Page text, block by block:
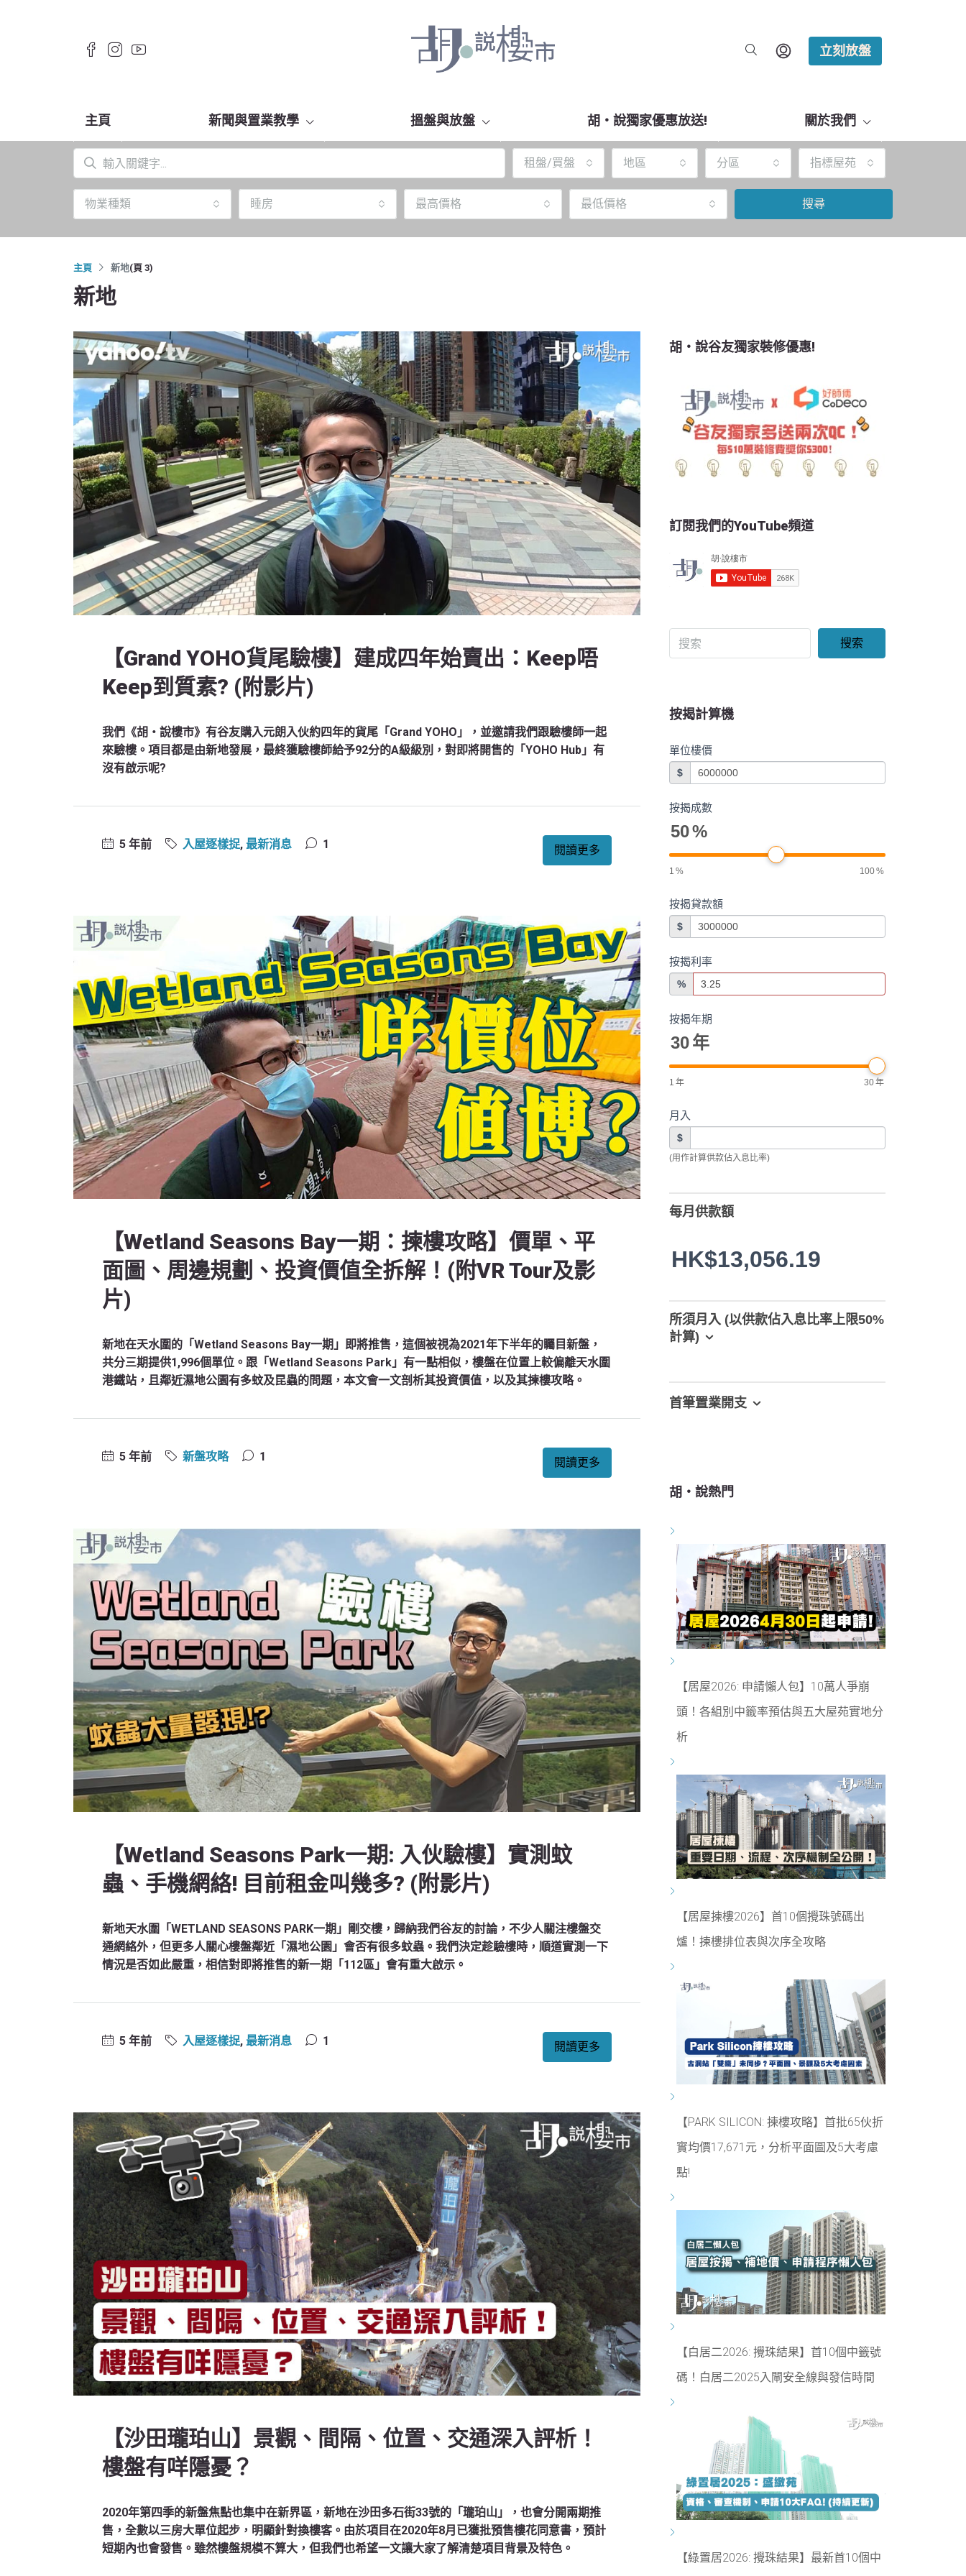
立刻放盤
主頁 新聞與置業教學 搵盤與放盤 胡‧說獨家優惠放送! 關於我們
租盤/買盤 地區 分區 指標屋苑
物業種類 睡房 最高價格 最低價格 搜尋
主頁 新地(頁 3)
新地
【Grand YOHO貨尾驗樓】建成四年始賣出：Keep唔
Keep到質素? (附影片)
我們《胡‧說樓市》有谷友購入元朗入伙約四年的貨尾「Grand YOHO」，並邀請我們跟驗樓師一起
來驗樓。項目都是由新地發展，最終獲驗樓師給予92分的A級級別，對即將開售的「YOHO Hub」有
沒有啟示呢?
5 年前 入屋逐樣捉, 最新消息 1 閱讀更多
【Wetland Seasons Bay一期：揀樓攻略】價單、平
面圖、周邊規劃、投資價值全拆解！(附VR Tour及影
片)
新地在天水圍的「Wetland Seasons Bay一期」即將推售，這個被視為2021年下半年的矚目新盤，
共分三期提供1,996個單位。跟「Wetland Seasons Park」有一點相似，樓盤在位置上較偏離天水圍
港鐵站，且鄰近濕地公園有多蚊及昆蟲的問題，本文會一文剖析其投資價值，以及其揀樓攻略。
5 年前 新盤攻略 1 閱讀更多
【Wetland Seasons Park一期: 入伙驗樓】實測蚊
蟲、手機網絡! 目前租金叫幾多? (附影片)
新地天水圍「WETLAND SEASONS PARK一期」剛交樓，歸納我們谷友的討論，不少人關注樓盤交
通網絡外，但更多人關心樓盤鄰近「濕地公園」會否有很多蚊蟲。我們決定趁驗樓時，順道實測一下
情況是否如此嚴重，相信對即將推售的新一期「112區」會有重大啟示。
5 年前 入屋逐樣捉, 最新消息 1 閱讀更多
【沙田瓏珀山】景觀、間隔、位置、交通深入評析！
樓盤有咩隱憂？
2020年第四季的新盤焦點也集中在新界區，新地在沙田多石街33號的「瓏珀山」，也會分開兩期推
售，全數以三房大單位起步，明顯針對換樓客。由於項目在2020年8月已獲批預售樓花同意書，預計
短期內也會發售。雖然樓盤規模不算大，但我們也希望一文讓大家了解清楚項目背景及特色。
胡‧說谷友獨家裝修優惠!
訂閱我們的YouTube頻道
搜索
按揭計算機
單位樓價
$
按揭成數
50%
1 % 100%
按揭貸款額
$
按揭利率
%
按揭年期
30年
1 年 30年
月入
$
(用作計算供款佔入息比率)
每月供款額
HK$13,056.19
所須月入 (以供款佔入息比率上限50%
計算)
首筆置業開支
胡‧說熱門
【居屋2026: 申請懶人包】10萬人爭崩
頭！各組別中籤率預估與五大屋苑實地分
析
【居屋揀樓2026】首10個攪珠號碼出
爐！揀樓排位表與次序全攻略
【PARK SILICON: 揀樓攻略】首批65伙折
實均價17,671元，分析平面圖及5大考慮
點!
【白居二2026: 攪珠結果】首10個中籤號
碼！白居二2025入閘安全線與發信時間
【綠置居2026: 攪珠結果】最新首10個中